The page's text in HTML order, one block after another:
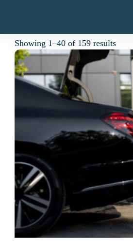
Showing 1–40 of 159 results